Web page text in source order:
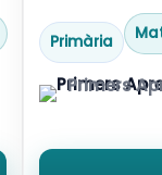
Primària
Primers